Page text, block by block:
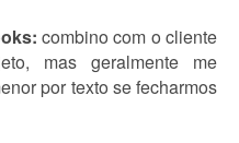
combino com o cliente
mas geralmente me
por texto se fecharmos